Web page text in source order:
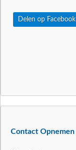
Delen op Facebook
Contact Opnemen